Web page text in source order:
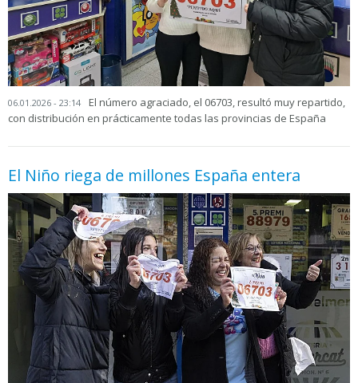
06.01.2026 - 23:14
El número agraciado, el 06703, resultó muy repartido,
con distribución en prácticamente todas las provincias de España
El Niño riega de millones España entera